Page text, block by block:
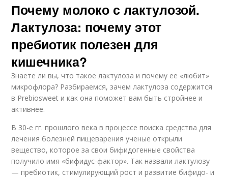
Почему молоко с лактулозой.
Лактулоза: почему этот
пребиотик полезен для
кишечника?
Знаете ли вы, что такое лактулоза и почему ее «любит»
микрофлора? Разбираемся, зачем лактулоза содержится
в Prebiosweet и как она поможет вам быть стройнее и
активнее.
В 30-е гг. прошлого века в процессе поиска средства для
лечения болезней пищеварения ученые открыли
вещество, которое за свои бифидогенные свойства
получило имя «бифидус-фактор». Так назвали лактулозу
— пребиотик, стимулирующий рост и развитие бифидо- и